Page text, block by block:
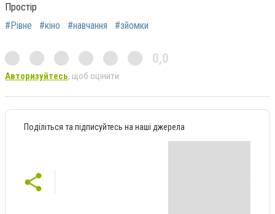
Простір
#Рівне
#кіно #навчання #зйомки
0,0
Авторизуйтесь, щоб оцінити
Поділіться та підписуйтесь на наші джерела